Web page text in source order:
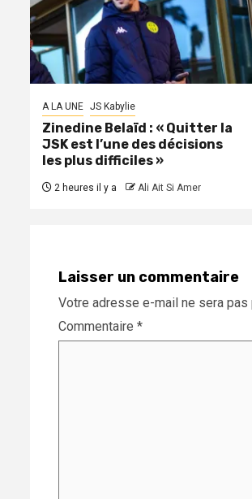
A LA UNE JS Kabylie
Zinedine Belaïd : « Quitter la
JSK est l’une des décisions
les plus difficiles »
2 heures il y a Ali Ait Si Amer
Laisser un commentaire
Votre adresse e-mail ne sera pas
Commentaire *